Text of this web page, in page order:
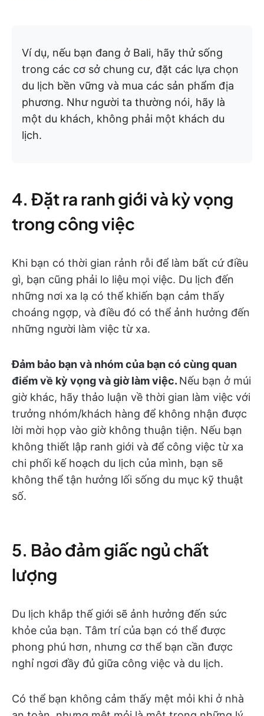
Ví dụ, nếu bạn đang ở Bali, hãy thử sống
trong các cơ sở chung cư, đặt các lựa chọn
du lịch bền vững và mua các sản phẩm địa
phương. Như người ta thường nói, hãy là
một du khách, không phải một khách du
lịch.
4. Đặt ra ranh giới và kỳ vọng
trong công việc
Khi bạn có thời gian rảnh rỗi để làm bất cứ điều
gì, bạn cũng phải lo liệu mọi việc. Du lịch đến
những nơi xa lạ có thể khiến bạn cảm thấy
choáng ngợp, và điều đó có thể ảnh hưởng đến
những người làm việc từ xa.
Đảm bảo bạn và nhóm của bạn có cùng quan
điểm về kỳ vọng và giờ làm việc. Nếu bạn ở múi
giờ khác, hãy thảo luận về thời gian làm việc với
trưởng nhóm/khách hàng để không nhận được
lời mời họp vào giờ không thuận tiện. Nếu bạn
không thiết lập ranh giới và để công việc từ xa
chi phối kế hoạch du lịch của mình, bạn sẽ
không thể tận hưởng lối sống du mục kỹ thuật
số.
5. Bảo đảm giấc ngủ chất
lượng
Du lịch khắp thế giới sẽ ảnh hưởng đến sức
khỏe của bạn. Tâm trí của bạn có thể được
phong phú hơn, nhưng cơ thể bạn cần được
nghỉ ngơi đầy đủ giữa công việc và du lịch.
Có thể bạn không cảm thấy mệt mỏi khi ở nhà